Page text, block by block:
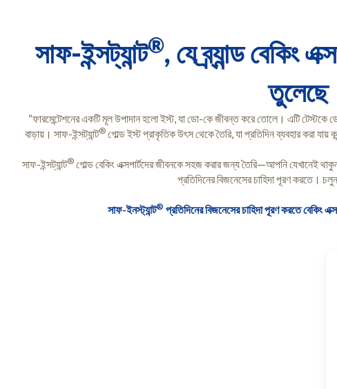
সাফ-ইন্সট্যান্ট®, যে ব্র্যান্ড বেকিং
তুলেছে
“ফারমেন্টেশনের একটি মূল উপাদান হলো ইস্ট, যা ডো-কে জীবন্ত করে তোলে। এটি টেস্টকে
বাড়ায়। সাফ-ইন্সট্যান্ট®গোল্ড ইস্ট প্রাকৃতিক উৎস থেকে তৈরি, যা প্রতিদিন ব্যবহার করা যায়
সাফ-ইন্সট্যান্ট® গোল্ড বেকিং এক্সপার্টদের জীবনকে সহজ করার জন্য তৈরি—আপনি যেখানেই
প্রতিদিনের বিজনেসের চাহিদা পূরণ করতে।
সাফ-ইনস্ট্যান্ট® প্রতিদিনের বিজনেসের চাহিদা পূরণ করতে বেকিং